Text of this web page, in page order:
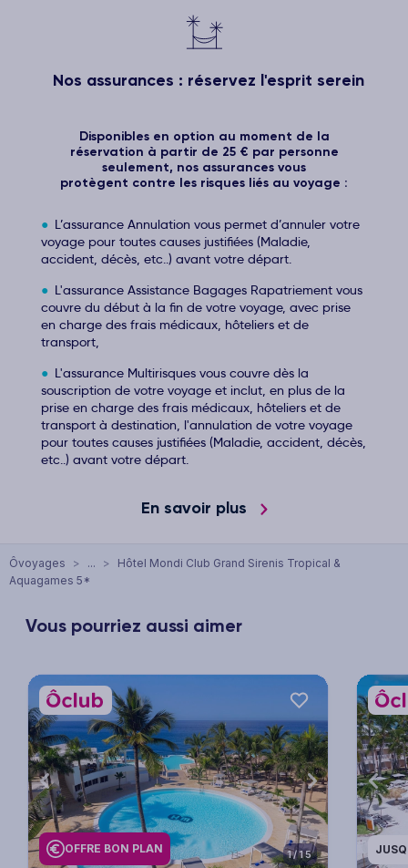
Nos assurances : réservez l'esprit serein
Disponibles en option au moment de la
réservation à partir de 25 € par personne
seulement, nos assurances vous
protègent contre les risques liés au voyage :
L’assurance Annulation vous permet d’annuler votre
voyage pour toutes causes justifiées (Maladie,
accident, décès, etc..) avant votre départ.
L'assurance Assistance Bagages Rapatriement vous
couvre du début à la fin de votre voyage, avec prise
en charge des frais médicaux, hôteliers et de
transport,
L'assurance Multirisques vous couvre dès la
souscription de votre voyage et inclut, en plus de la
prise en charge des frais médicaux, hôteliers et de
transport à destination, l'annulation de votre voyage
pour toutes causes justifiées (Maladie, accident, décès,
etc..) avant votre départ.
En savoir plus
Ôvoyages > ... >
Hôtel Mondi Club Grand Sirenis Tropical &
Aquagames 5*
Vous pourriez aussi aimer
Previous Next
OFFRE BON PLAN 1/15